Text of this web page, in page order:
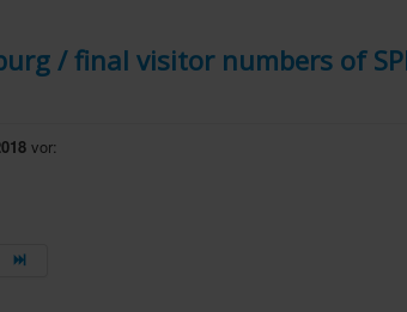
/ final visitor numbers of
vor: